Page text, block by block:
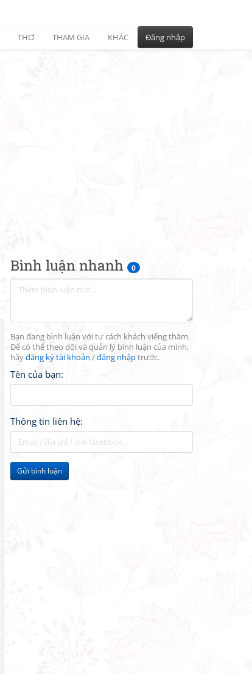
THƠ THAM GIA KHÁC Đăng nhập
Bình luận nhanh 0
Bạn đang bình luận với tư cách khách viếng thăm.
Để có thể theo dõi và quản lý bình luận của mình,
hãyđăng ký tài khoản /đăng nhậptrước.
Tên của bạn:
Thông tin liên hệ:
Gửi bình luận